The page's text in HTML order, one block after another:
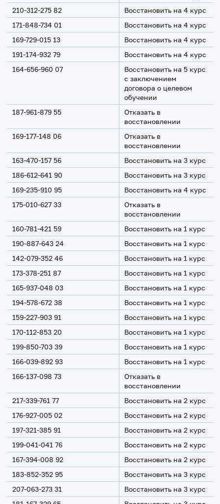
210-312-275 82
Восстановить на 4 курс
171-848-734 01
Восстановить на 4 курс
169-729-015 13
Восстановить на 4 курс
191-174-932 79
Восстановить на 4 курс
164-656-960 07
Восстановить на 5 курс
с заключением
договора о целевом
обучении
187-961-879 55
Отказать в
восстановлении
169-177-148 06
Отказать в
восстановлении
163-470-157 56
Восстановить на 3 курс
186-612-641 90
Восстановить на 3 курс
169-235-910 95
Восстановить на 4 курс
175-010-627 33
Отказать в
восстановлении
160-781-421 59
Восстановить на 1 курс
190-887-643 24
Восстановить на 1 курс
142-079-352 46
Восстановить на 1 курс
173-378-251 87
Восстановить на 1 курс
165-937-048 03
Восстановить на 1 курс
194-578-672 38
Восстановить на 1 курс
159-227-903 91
Восстановить на 1 курс
170-112-853 20
Восстановить на 1 курс
199-850-703 39
Восстановить на 1 курс
166-039-892 93
Восстановить на 1 курс
166-137-098 73
Отказать в
восстановлении
217-339-761 77
Восстановить на 2 курс
176-927-005 02
Восстановить на 2 курс
197-321-385 91
Восстановить на 2 курс
199-041-041 76
Восстановить на 2 курс
167-394-008 92
Восстановить на 2 курс
183-852-352 95
Восстановить на 3 курс
207-063-273 31
Восстановить на 3 курс